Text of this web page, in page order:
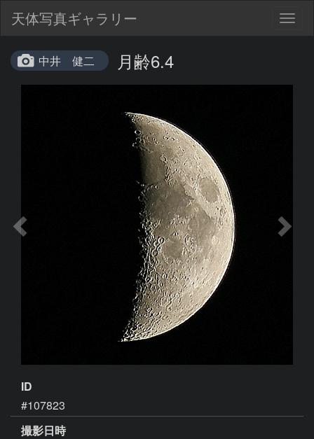
天体写真ギャラリー
中井 健二 月齢6.4
ID
#107823
撮影日時